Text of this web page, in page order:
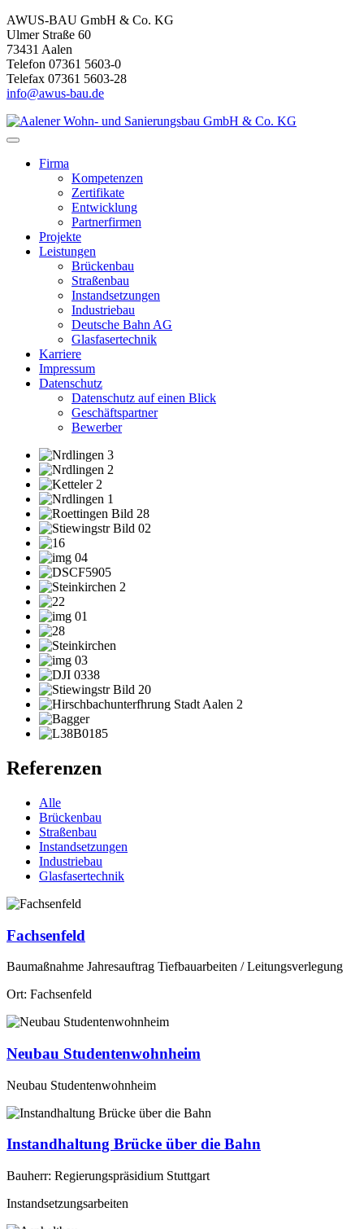
AWUS-BAU GmbH & Co. KG
Ulmer Straße 60
73431 Aalen
Telefon 07361 5603-0
Telefax 07361 5603-28
info@awus-bau.de
Firma
Kompetenzen
Zertifikate
Entwicklung
Partnerfirmen
Projekte
Leistungen
Brückenbau
Straßenbau
Instandsetzungen
Industriebau
Deutsche Bahn AG
Glasfasertechnik
Karriere
Impressum
Datenschutz
Datenschutz auf einen Blick
Geschäftspartner
Bewerber
Referenzen
Alle
Brückenbau
Straßenbau
Instandsetzungen
Industriebau
Glasfasertechnik
Fachsenfeld
Baumaßnahme Jahresauftrag Tiefbauarbeiten / Leitungsverlegung
Ort: Fachsenfeld
Neubau Studentenwohnheim
Neubau Studentenwohnheim
Instandhaltung Brücke über die Bahn
Bauherr: Regierungspräsidium Stuttgart
Instandsetzungsarbeiten